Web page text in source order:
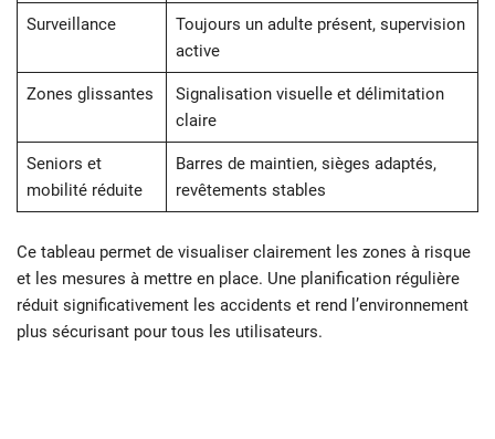
Surveillance
Toujours un adulte présent, supervision
active
Zones glissantes
Signalisation visuelle et délimitation
claire
Seniors et
mobilité réduite
Barres de maintien, sièges adaptés,
revêtements stables
Ce tableau permet de visualiser clairement les zones à risque
et les mesures à mettre en place. Une planification régulière
réduit significativement les accidents et rend l’environnement
plus sécurisant pour tous les utilisateurs.